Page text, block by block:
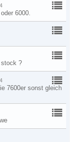
6000.
stock ?
7600er sonst gleich